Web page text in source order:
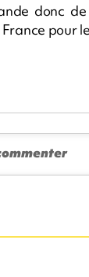
donc
pour